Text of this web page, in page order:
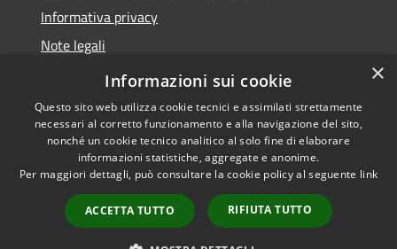
Informativa privacy
Note legali
Dichiarazione di accessibilità
Accessibilità
Copyright © 2026 • Comune di
Castellalto • Powered by
Municipium•
Accesso
redazione
×
Informazioni sui cookie
Questo sito web utilizza cookie tecnici e assimilati strettamente
necessari al corretto funzionamento e alla navigazione del sito,
nonché un cookie tecnico analitico al solo fine di elaborare
informazioni statistiche, aggregate e anonime.
Per maggiori dettagli, può consultare la cookie policy al seguente link
ACCETTA TUTTO RIFIUTA TUTTO